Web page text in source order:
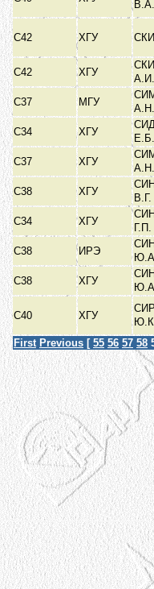
В.А.
С42 ХГУ
С42
ХГУ
А.И.
С37
МГУ
А.Н.
С34
ХГУ
Е.Б.
С37
ХГУ
А.Н.
C38
ХГУ
В.Г.
С34
ХГУ
Г.П.
С38
ИРЭ
С38
ХГУ
С40 ХГУ
First Previous [ 55 56 57 58